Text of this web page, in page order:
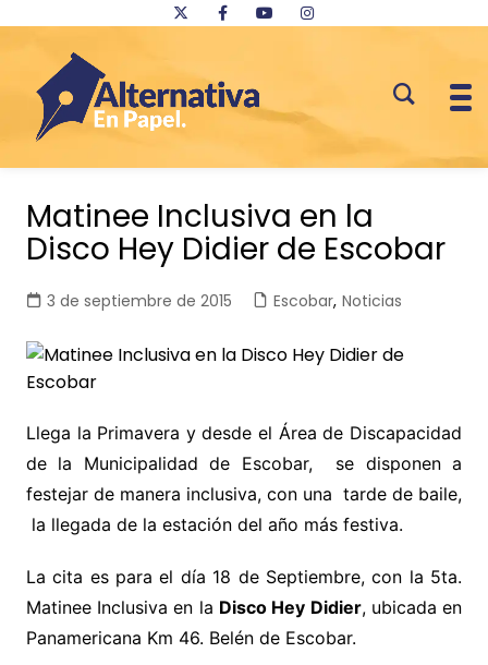
contenido
Matinee Inclusiva en la
Disco Hey Didier de Escobar
3 de septiembre de 2015 Escobar, Noticias
Llega la Primavera y desde el Área de Discapacidad
de la Municipalidad de Escobar, se disponen a
festejar de manera inclusiva, con una tarde de baile,
la llegada de la estación del año más festiva.
La cita es para el día 18 de Septiembre, con la 5ta.
Matinee Inclusiva en la Disco Hey Didier, ubicada en
Panamericana Km 46. Belén de Escobar.